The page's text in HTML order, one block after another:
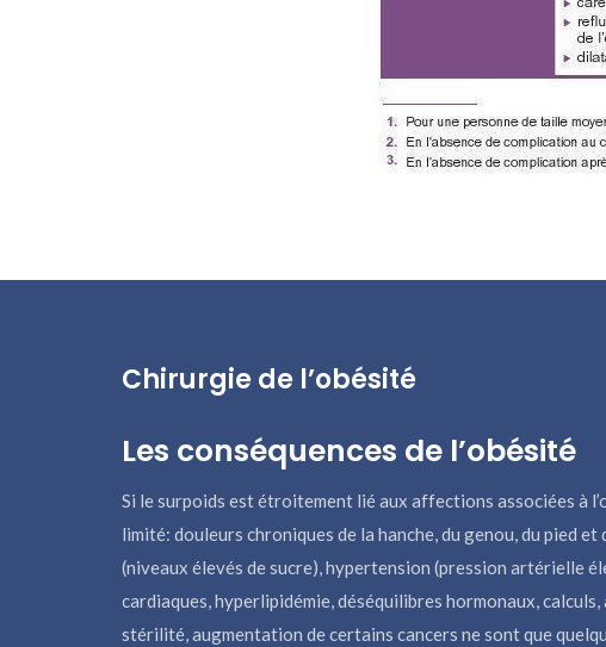
Chirurgie de l’obésité
Les conséquences de l’obésité
Si le surpoids est étroitement lié aux affections associées à
limité: douleurs chroniques de la hanche, du genou, du pied et
(niveaux élevés de sucre), hypertension (pression artérielle
cardiaques, hyperlipidémie, déséquilibres hormonaux, calculs,
stérilité, augmentation de certains cancers ne sont que